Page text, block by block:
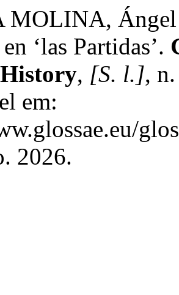
Ángel
‘las Partidas’.
, [S. l.],
em:
2026.